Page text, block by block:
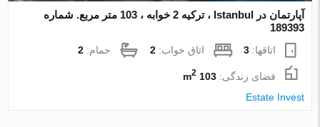
آپارتمان در Istanbul ، ترکیه 2 خوابه ، 103 متر مربع. شماره
189393
اتاقها:3 اتاق خواب:2 حمام:2
فضای زندگی:103 m
2
Estate Invest